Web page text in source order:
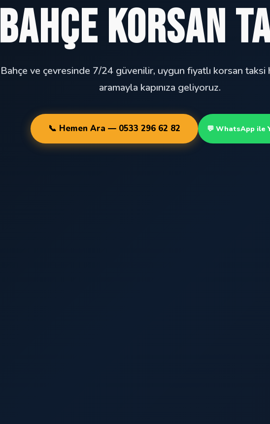
Bahçe Korsan
Bahçe ve çevresinde 7/24 güvenilir, uygun fiyatlı korsan taksi
aramayla kapınıza geliyoruz.
📞 Hemen Ara — 0533 296 62 82 💬 WhatsApp ile